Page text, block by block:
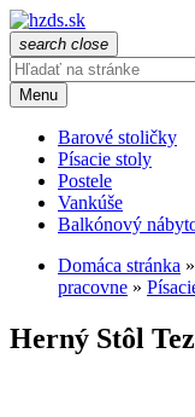
search close
Menu
Barové stoličky
Písacie stoly
Postele
Vankúše
Balkónový
Domáca stránka »
pracovne »
Herný Stôl